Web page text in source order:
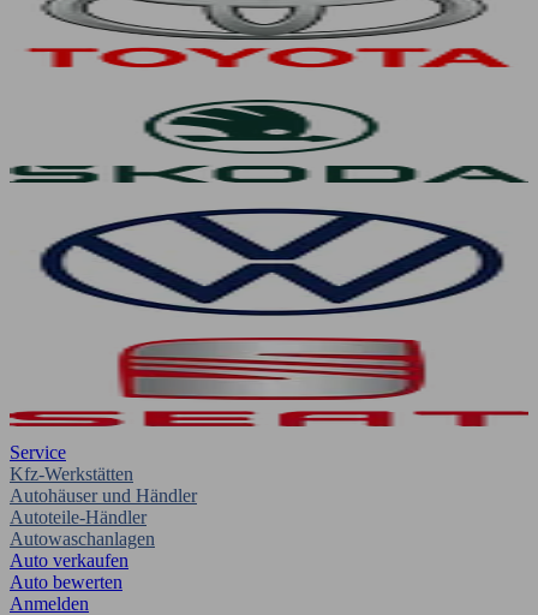
Service
Kfz-Werkstätten
Autohäuser und Händler
Autoteile-Händler
Autowaschanlagen
Auto verkaufen
Auto bewerten
Anmelden